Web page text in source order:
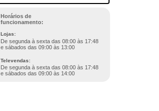
Horários de
funcionamento:
Lojas:
De segunda à sexta das 08:00 às 17:48
e sábados das 09:00 às 13:00
Televendas:
De segunda à sexta das 08:00 às 17:48
e sábados das 09:00 às 14:00